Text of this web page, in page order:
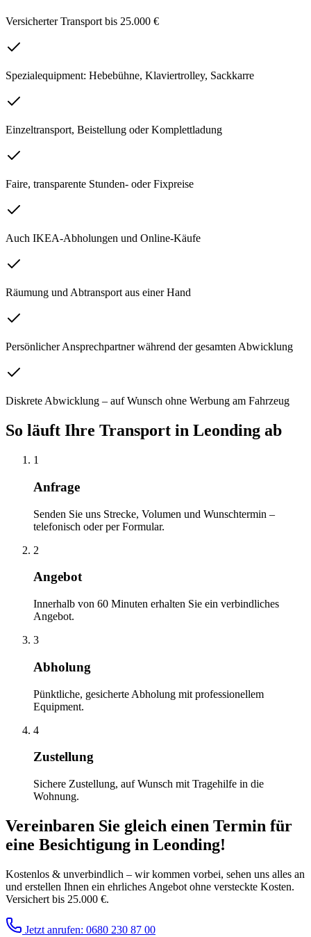
Versicherter Transport bis 25.000 €
Spezialequipment: Hebebühne, Klaviertrolley, Sackkarre
Einzeltransport, Beistellung oder Komplettladung
Faire, transparente Stunden- oder Fixpreise
Auch IKEA-Abholungen und Online-Käufe
Räumung und Abtransport aus einer Hand
Persönlicher Ansprechpartner während der gesamten Abwicklung
Diskrete Abwicklung – auf Wunsch ohne Werbung am Fahrzeug
So läuft Ihre Transport in Leonding ab
1
Anfrage
Senden Sie uns Strecke, Volumen und Wunschtermin –
telefonisch oder per Formular.
2
Angebot
Innerhalb von 60 Minuten erhalten Sie ein verbindliches
Angebot.
3
Abholung
Pünktliche, gesicherte Abholung mit professionellem
Equipment.
4
Zustellung
Sichere Zustellung, auf Wunsch mit Tragehilfe in die
Wohnung.
Vereinbaren Sie gleich einen Termin für
eine Besichtigung in Leonding!
Kostenlos & unverbindlich – wir kommen vorbei, sehen uns alles an
und erstellen Ihnen ein ehrliches Angebot ohne versteckte Kosten.
Versichert bis 25.000 €.
Jetzt anrufen: 0680 230 87 00